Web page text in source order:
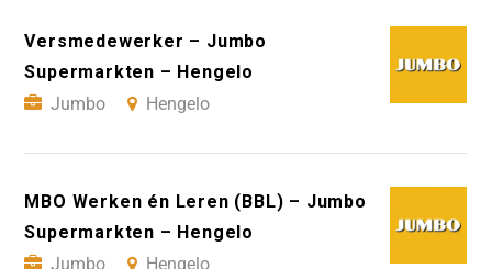
Versmedewerker – Jumbo
Supermarkten – Hengelo
Jumbo
Hengelo
MBO Werken én Leren (BBL) – Jumbo
Supermarkten – Hengelo
Jumbo
Hengelo